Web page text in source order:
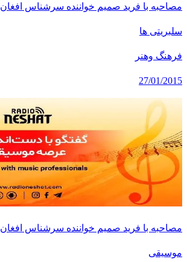
مصاحبه با فرید صمیم خواننده سرشناس افغان ‬‬
سلبریتی ها
فرهنگ وهنر
27/01/2015
مصاحبه با فرید صمیم خواننده سرشناس افغان ‬‬
موسیقی